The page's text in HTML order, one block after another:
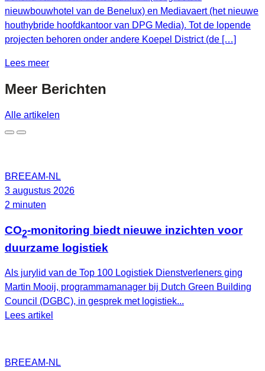
nieuwbouwhotel van de Benelux) en Mediavaert (het nieuwe
houthybride hoofdkantoor van DPG Media). Tot de lopende
projecten behoren onder andere Koepel District (de […]
Lees meer
Meer Berichten
Alle artikelen
BREEAM-NL
3 augustus 2026
2 minuten
CO2-monitoring biedt nieuwe inzichten voor
duurzame logistiek
Als jurylid van de Top 100 Logistiek Dienstverleners ging
Martin Mooij, programmamanager bij Dutch Green Building
Council (DGBC), in gesprek met logistiek...
Lees artikel
BREEAM-NL